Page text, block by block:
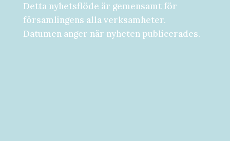
Detta nyhetsflöde är gemensamt för
församlingens alla verksamheter.
Datumen anger när nyheten publicerades.